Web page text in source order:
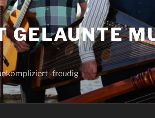
GELAUNTE
-freudig